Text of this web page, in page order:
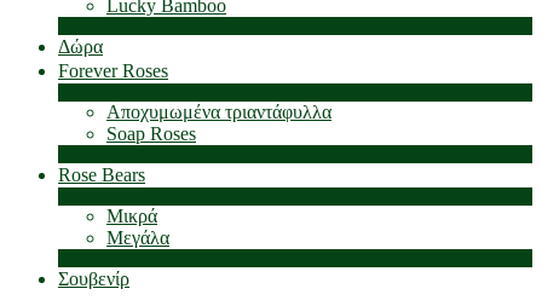
Lucky Bamboo
Δώρα
Forever Roses
Αποχυμωμένα τριαντάφυλλα
Soap Roses
Rose Βears
Μικρά
Μεγάλα
Σουβενίρ